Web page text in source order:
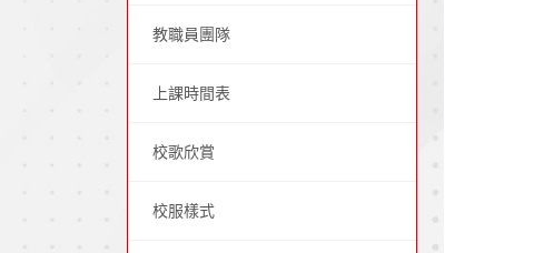
教職員團隊
上課時間表
校歌欣賞
校服樣式